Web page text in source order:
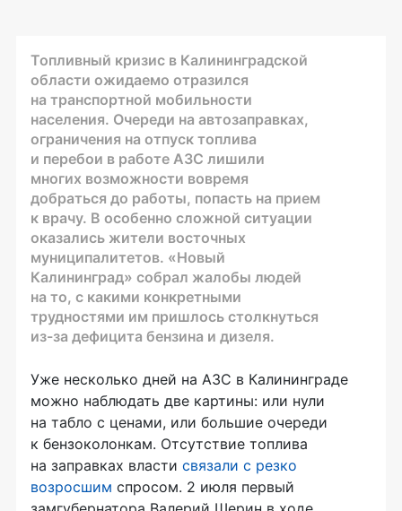
Топливный кризис в Калининградской
области ожидаемо отразился
на транспортной мобильности
населения. Очереди на автозаправках,
ограничения на отпуск топлива
и перебои в работе АЗС лишили
многих возможности вовремя
добраться до работы, попасть на прием
к врачу. В особенно сложной ситуации
оказались жители восточных
муниципалитетов. «Новый
Калининград» собрал жалобы людей
на то, с какими конкретными
трудностями им пришлось столкнуться
из-за дефицита бензина и дизеля.
Уже несколько дней на АЗС в Калининграде
можно наблюдать две картины: или нули
на табло с ценами, или большие очереди
к бензоколонкам. Отсутствие топлива
на заправках власти связали с резко
возросшим спросом. 2 июля первый